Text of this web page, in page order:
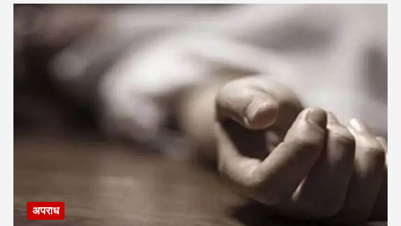
अपराध